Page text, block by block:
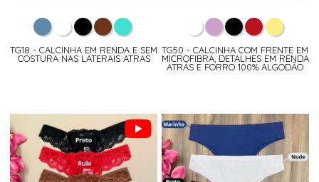
TG18 - CALCINHA EM RENDA E SEM
COSTURA NAS LATERAIS ATRAS
TG50 - CALCINHA COM FRENTE EM
MICROFIBRA, DETALHES EM RENDA
ATRÁS E FORRO 100% ALGODÃO